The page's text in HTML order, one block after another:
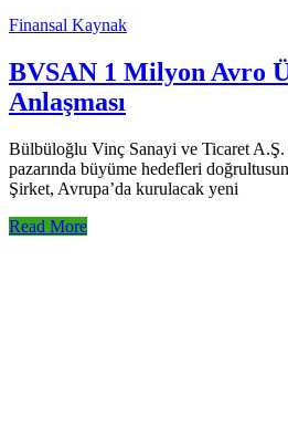
Finansal Kaynak
BVSAN 1 Milyon Avro
Anlaşması
Bülbüloğlu Vinç Sanayi ve Ticaret
pazarında büyüme hedefleri
Şirket, Avrupa’da kurulacak yeni
Read More